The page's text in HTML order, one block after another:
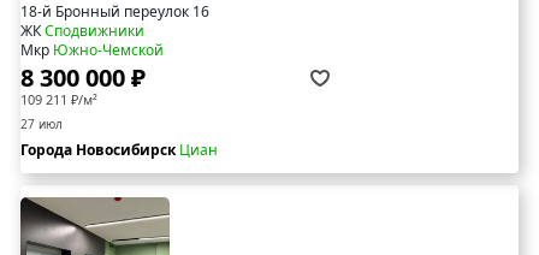
18-й Бронный переулок 16
ЖКСподвижники
Мкр Южно-Чемской
8 300 000 ₽
109 211 ₽/м²
27 июл
Города НовосибирскЦиан